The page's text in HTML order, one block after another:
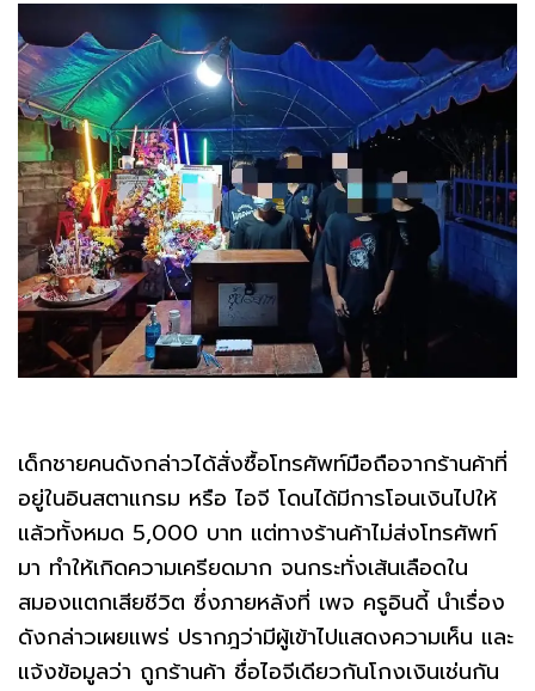
เด็กชายคนดังกล่าวได้สั่งซื้อโทรศัพท์มือถือจากร้านค้าที่
อยู่ในอินสตาแกรม หรือ ไอจี โดนได้มีการโอนเงินไปให้
แล้วทั้งหมด 5,000 บาท แต่ทางร้านค้าไม่ส่งโทรศัพท์
มา ทำให้เกิดความเครียดมาก จนกระทั่งเส้นเลือดใน
สมองแตกเสียชีวิต ซึ่งภายหลังที่ เพจ ครูอินดี้ นำเรื่อง
ดังกล่าวเผยแพร่ ปรากฎว่ามีผู้เข้าไปแสดงความเห็น และ
แจ้งข้อมูลว่า ถูกร้านค้า ชื่อไอจีเดียวกันโกงเงินเช่นกัน